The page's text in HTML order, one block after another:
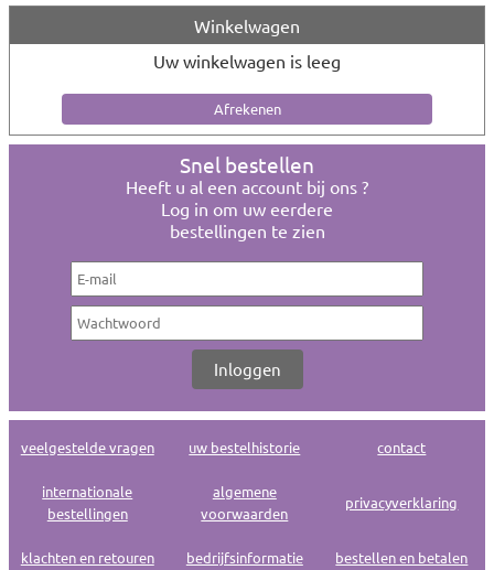
Winkelwagen
Uw winkelwagen is leeg
Snel bestellen
Heeft u al een account bij ons ?
Log in om uw eerdere
bestellingen te zien
veelgestelde vragen uw bestelhistorie contact
internationale
bestellingen
algemene
voorwaarden
privacyverklaring
klachten en retouren bedrijfsinformatie bestellen en betalen